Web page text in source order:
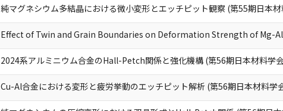
純マグネシウム多結晶における微小変形とエッチピット観察 (第55期日本
Effect of Twin and Grain Boundaries on Deformation Strength of Mg-
2024系アルミニウム合金のHall-Petch関係と強化機構 (第56期日本材料学
Cu-Al合金における変形と疲労挙動のエッチピット解析 (第56期日本材料学